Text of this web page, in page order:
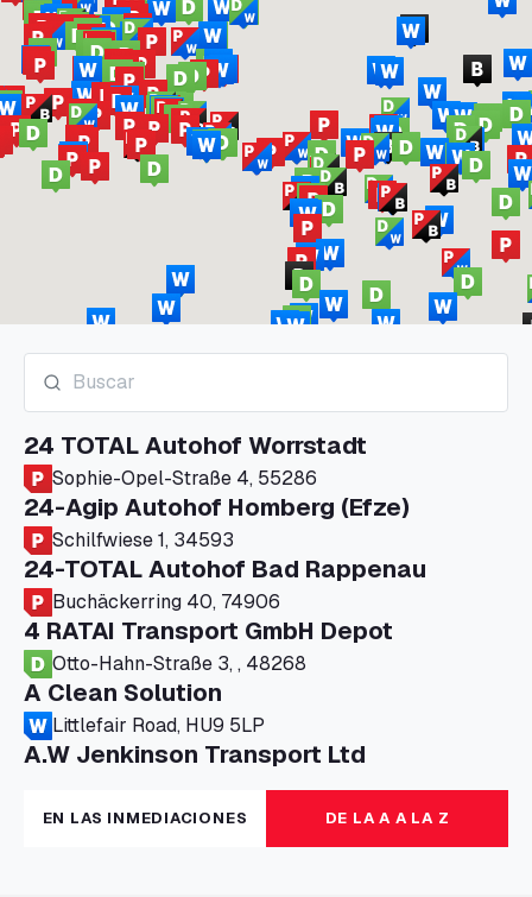
24 TOTAL Autohof Worrstadt
Sophie-Opel-Straße 4, 55286
24-Agip Autohof Homberg (Efze)
Schilfwiese 1, 34593
24-TOTAL Autohof Bad Rappenau
Buchäckerring 40, 74906
4 RATAI Transport GmbH Depot
Otto-Hahn-Straße 3, , 48268
A Clean Solution
Littlefair Road, HU9 5LP
A.W Jenkinson Transport Ltd
Progress House, ME11 5GA
A+G Nettetal - Depot Parking
Am Panneschopp 7, 41334
EN LAS INMEDIACIONES DE LA A A LA Z